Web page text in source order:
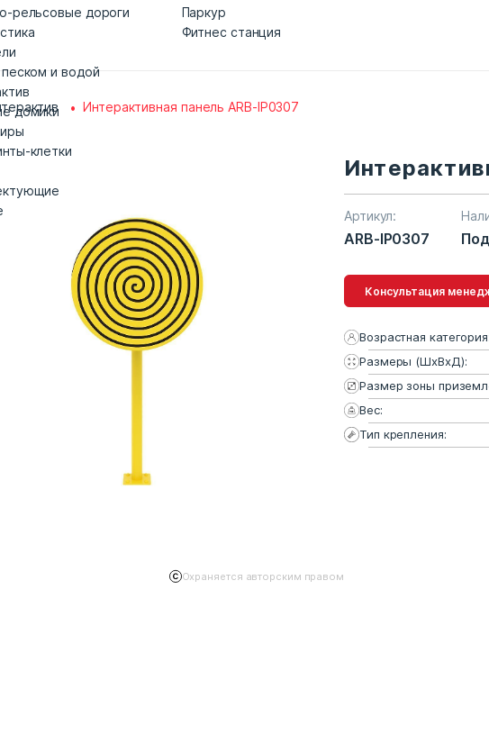
рельсовые дороги
и водой
домики
клетки
Паркур
Фитнес станция
Интерактивная панель ARB-IP0307
Охраняется авторским правом
Артикул:
ARB-IP0307
Консультация
Возрастная
Размеры (ШхВхД):
Размер зоны
Вес:
Тип крепления: